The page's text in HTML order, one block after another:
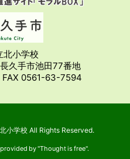
北小学校
久手市池田77番地
0561-63-7594
小学校 All Rights Reserved.
by "Thought is free".